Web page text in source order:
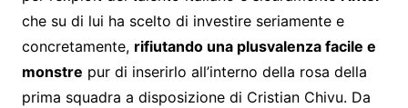
che su di lui ha scelto di investire seriamente e
concretamente, rifiutando una plusvalenza facile e
monstre pur di inserirlo all’interno della rosa della
prima squadra a disposizione di Cristian Chivu. Da